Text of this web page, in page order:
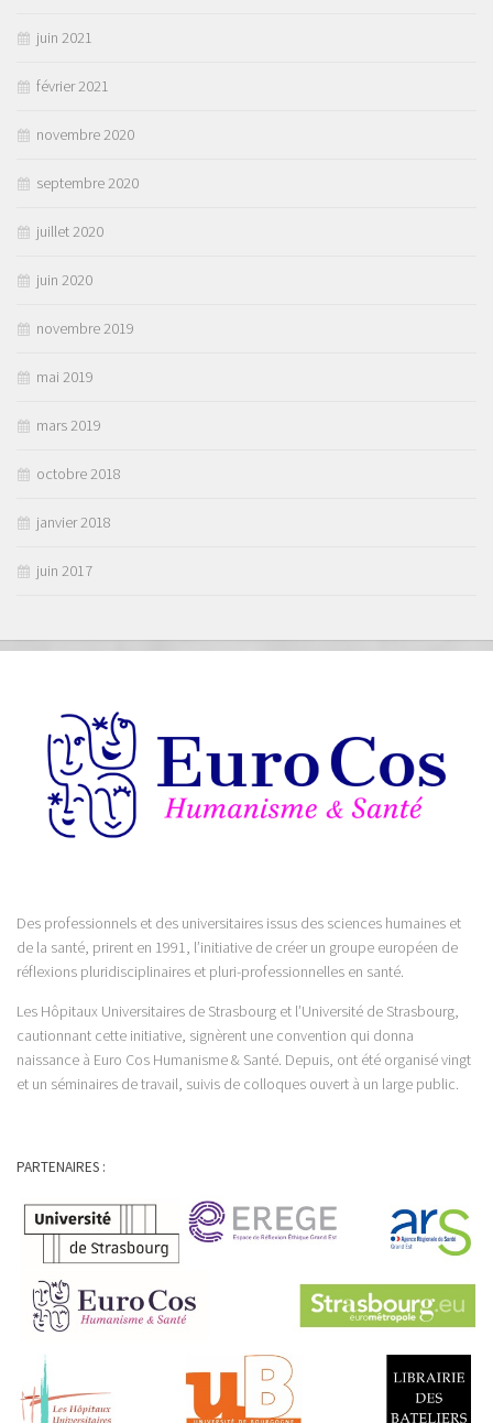
juin 2021
février 2021
novembre 2020
septembre 2020
juillet 2020
juin 2020
novembre 2019
mai 2019
mars 2019
octobre 2018
janvier 2018
juin 2017
Des professionnels et des universitaires issus des sciences humaines et
de la santé, prirent en 1991, l’initiative de créer un groupe européen de
réflexions pluridisciplinaires et pluri-professionnelles en santé.
Les Hôpitaux Universitaires de Strasbourg et l’Université de Strasbourg,
cautionnant cette initiative, signèrent une convention qui donna
naissance à Euro Cos Humanisme & Santé. Depuis, ont été organisé vingt
et un séminaires de travail, suivis de colloques ouvert à un large public.
PARTENAIRES :